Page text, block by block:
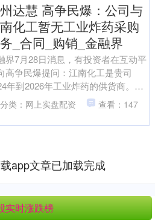
达慧 高争民爆：公司与
化工暂无工业炸药采购
_合同_购销_金融界
界7月28日消息，有投资者在互动平
高争民爆提问：江南化工是贵司
年到2026年工业炸药的供货商。双
2024年4月1日在拉萨签署购销合
合同有....
分类：网上实盘配资 查看：147
app文章已加载完成
实时涨跌榜